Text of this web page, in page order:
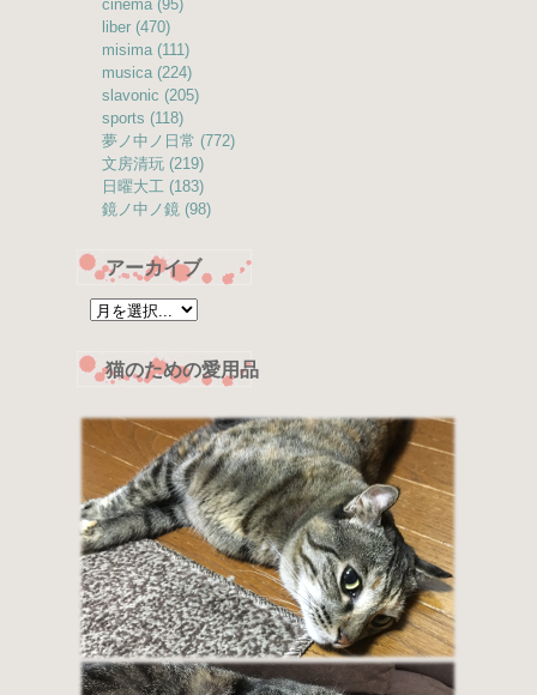
cinema (95)
liber (470)
misima (111)
musica (224)
slavonic (205)
sports (118)
夢ノ中ノ日常 (772)
文房清玩 (219)
日曜大工 (183)
鏡ノ中ノ鏡 (98)
アーカイブ
猫のための愛用品